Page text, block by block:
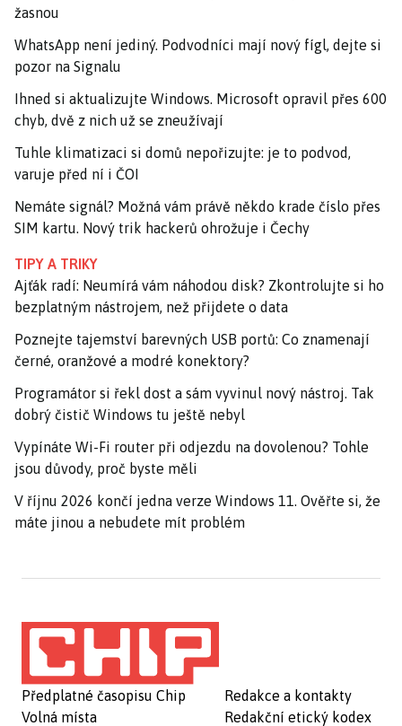
žasnou
WhatsApp není jediný. Podvodníci mají nový fígl, dejte si
pozor na Signalu
Ihned si aktualizujte Windows. Microsoft opravil přes 600
chyb, dvě z nich už se zneužívají
Tuhle klimatizaci si domů nepořizujte: je to podvod,
varuje před ní i ČOI
Nemáte signál? Možná vám právě někdo krade číslo přes
SIM kartu. Nový trik hackerů ohrožuje i Čechy
TIPY A TRIKY
Ajťák radí: Neumírá vám náhodou disk? Zkontrolujte si ho
bezplatným nástrojem, než přijdete o data
Poznejte tajemství barevných USB portů: Co znamenají
černé, oranžové a modré konektory?
Programátor si řekl dost a sám vyvinul nový nástroj. Tak
dobrý čistič Windows tu ještě nebyl
Vypínáte Wi-Fi router při odjezdu na dovolenou? Tohle
jsou důvody, proč byste měli
V říjnu 2026 končí jedna verze Windows 11. Ověřte si, že
máte jinou a nebudete mít problém
Předplatné časopisu Chip
Volná místa
Redakce a kontakty
Redakční etický kodex